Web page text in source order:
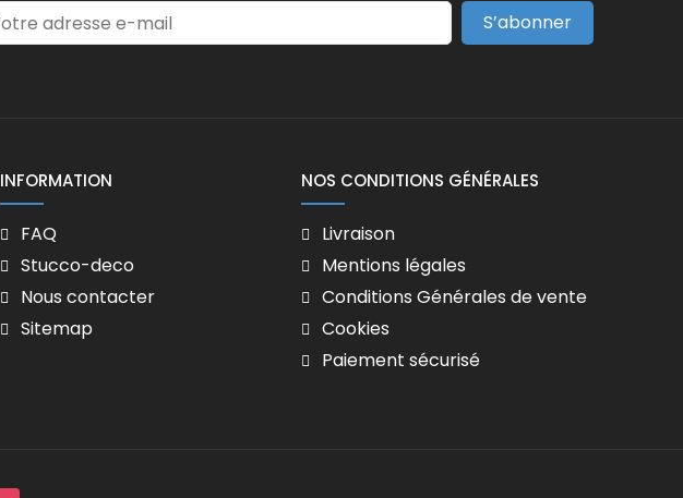
S’abonner
INFORMATION
FAQ
Stucco-deco
Nous contacter
Sitemap
NOS CONDITIONS GÉNÉRALES
Livraison
Mentions légales
Conditions Générales de vente
Cookies
Paiement sécurisé